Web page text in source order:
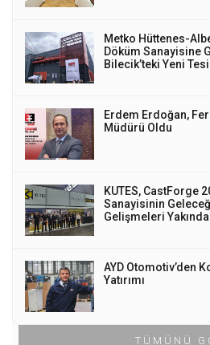
Metko Hüttenes-
Döküm Sanayisine
Bilecik’teki Yeni
Erdem Erdoğan,
Müdürü Oldu
KUTES, CastForge
Sanayisinin
Gelişmeleri
AYD Otomotiv’den
Yatırımı
TÜMÜNÜ